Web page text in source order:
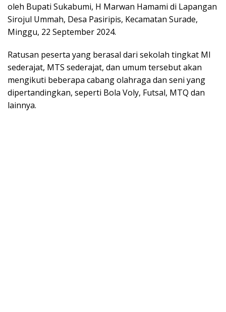
oleh Bupati Sukabumi, H Marwan Hamami di Lapangan
Sirojul Ummah, Desa Pasiripis, Kecamatan Surade,
Minggu, 22 September 2024.
Ratusan peserta yang berasal dari sekolah tingkat MI
sederajat, MTS sederajat, dan umum tersebut akan
mengikuti beberapa cabang olahraga dan seni yang
dipertandingkan, seperti Bola Voly, Futsal, MTQ dan
lainnya.